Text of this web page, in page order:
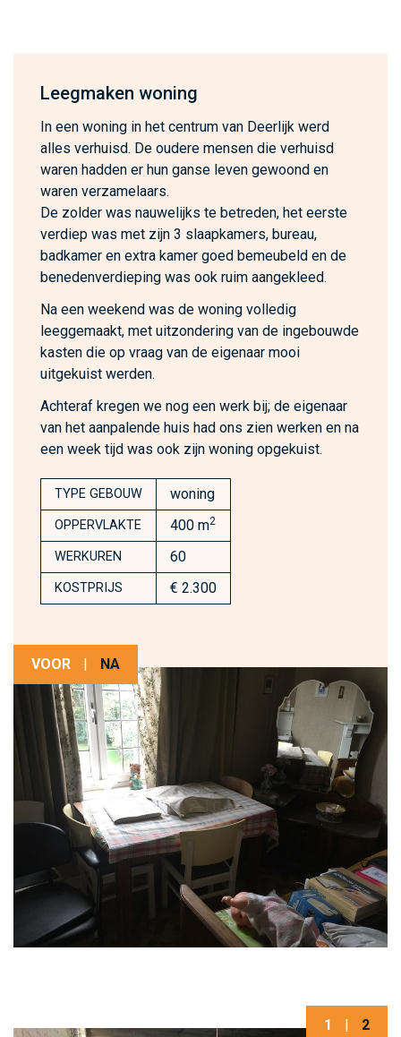
Leegmaken woning
In een woning in het centrum van Deerlijk werd
alles verhuisd. De oudere mensen die verhuisd
waren hadden er hun ganse leven gewoond en
waren verzamelaars.
De zolder was nauwelijks te betreden, het eerste
verdiep was met zijn 3 slaapkamers, bureau,
badkamer en extra kamer goed bemeubeld en de
benedenverdieping was ook ruim aangekleed.
Na een weekend was de woning volledig
leeggemaakt, met uitzondering van de ingebouwde
kasten die op vraag van de eigenaar mooi
uitgekuist werden.
Achteraf kregen we nog een werk bij; de eigenaar
van het aanpalende huis had ons zien werken en na
een week tijd was ook zijn woning opgekuist.
TYPE GEBOUW woning
OPPERVLAKTE 400 m2
WERKUREN 60
KOSTPRIJS € 2.300
VOOR | NA
1 2